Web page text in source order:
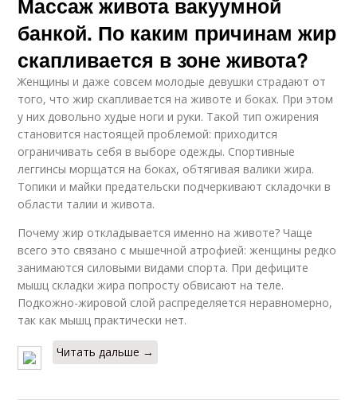
Массаж живота вакуумной
банкой. По каким причинам жир
скапливается в зоне живота?
Женщины и даже совсем молодые девушки страдают от
того, что жир скапливается на животе и боках. При этом
у них довольно худые ноги и руки. Такой тип ожирения
становится настоящей проблемой: приходится
ограничивать себя в выборе одежды. Спортивные
леггинсы морщатся на боках, обтягивая валики жира.
Топики и майки предательски подчеркивают складочки в
области талии и живота.
Почему жир откладывается именно на животе? Чаще
всего это связано с мышечной атрофией: женщины редко
занимаются силовыми видами спорта. При дефиците
мышц складки жира попросту обвисают на теле.
Подкожно-жировой слой распределяется неравномерно,
так как мышц практически нет.
Читать дальше →